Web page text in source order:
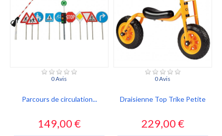
0 Avis
Parcours de circulation...
Prix
149,00 €
0 Avis
Draisienne Top Trike Petite
Prix
229,00 €